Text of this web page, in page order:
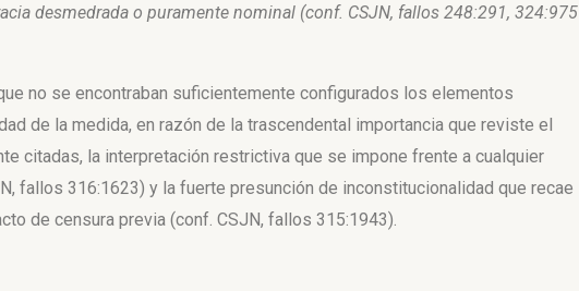
desmedrada o puramente nominal (conf. CSJN, fallos 248:291, 324:975
no se encontraban suficientemente configurados los elementos
de la medida, en razón de la trascendental importancia que reviste el
citadas, la interpretación restrictiva que se impone frente a cualquier
fallos 316:1623) y la fuerte presunción de inconstitucionalidad que recae
de censura previa (conf. CSJN, fallos 315:1943).